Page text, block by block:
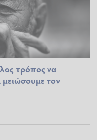
τρόπος να
τον